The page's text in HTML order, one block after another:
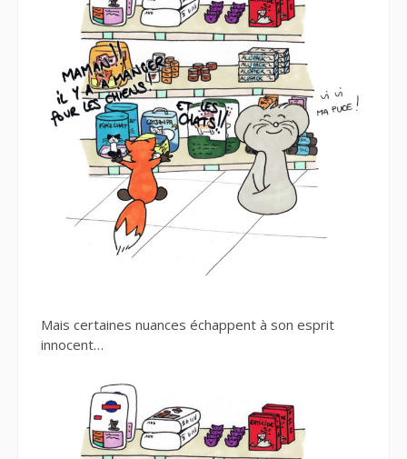
Mais certaines nuances échappent à son esprit
innocent…